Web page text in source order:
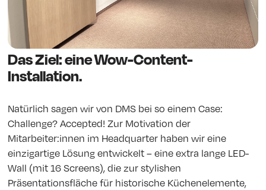
Das Ziel: eine Wow-Content-
Installation.
Natürlich sagen wir von DMS bei so einem Case:
Challenge? Accepted! Zur Motivation der
Mitarbeiter:innen im Headquarter haben wir eine
einzigartige Lösung entwickelt – eine extra lange LED-
Wall (mit 16 Screens), die zur stylishen
Präsentationsfläche für historische Küchenelemente,